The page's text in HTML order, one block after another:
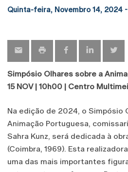
Quinta-feira, Novembro 14, 2024 -
Simpósio Olhares sobre a
15 NOV | 10h00 | Centro
Na edição de 2024, o Simpósio
Animação Portuguesa,
Sahra Kunz, será dedicada à
(Coimbra, 1969). Esta
uma das mais importantes